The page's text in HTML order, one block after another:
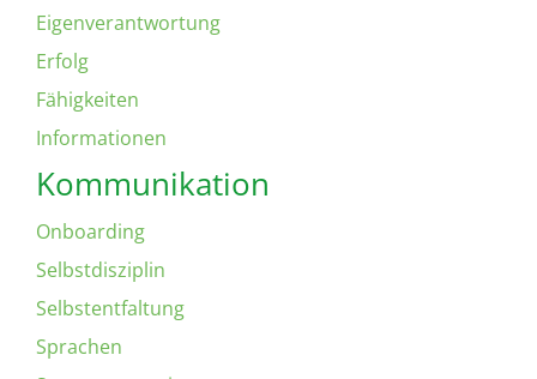
Eigenverantwortung
Erfolg
Fähigkeiten
Informationen
Kommunikation
Onboarding
Selbstdisziplin
Selbstentfaltung
Sprachen